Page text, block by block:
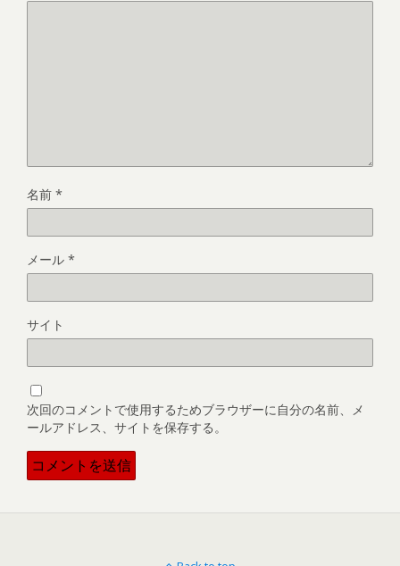
名前 *
メール *
サイト
次回のコメントで使用するためブラウザーに自分の名前、メ
ールアドレス、サイトを保存する。